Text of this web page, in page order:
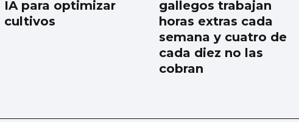
IA para optimizar
cultivos
gallegos trabajan
horas extras cada
semana y cuatro de
cada diez no las
cobran